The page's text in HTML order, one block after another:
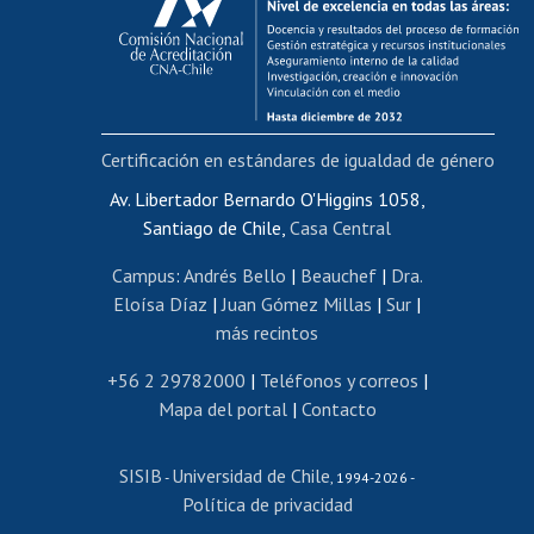
Postulación al AUCAI
Funcionarias/os
Cursos internos de capacitación
Bienestar del personal
Portal de movilidad interna
Certificado de renta
Certificado de renta honorarios
Editar páginas blancas
Extranjeras/os
Revalidación y reconocimiento de títulos
Postulación al Programa de Movilidad Estudiantil
Cursos de español
Av. Libertador Bernardo O'Higgins 1058,
Santiago de Chile, Casa Central
Campus: Andrés Bello | Beauchef| Dra.
Eloísa Díaz | Juan Gómez Millas | Sur |
más recintos
+56 2 29782000 | Teléfonos y correos |
Mapa del portal| Contacto
SISIB - Universidad de Chile , 1994-2026 -
Política de privacidad
Certificación en estándares de igualdad de género